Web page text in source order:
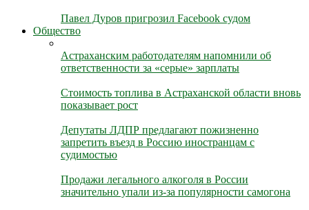
Павел Дуров пригрозил Facebook судом
Общество
Астраханским работодателям напомнили об
ответственности за «серые» зарплаты
Стоимость топлива в Астраханской области вновь
показывает рост
Депутаты ЛДПР предлагают пожизненно
запретить въезд в Россию иностранцам с
судимостью
Продажи легального алкоголя в России
значительно упали из-за популярности самогона